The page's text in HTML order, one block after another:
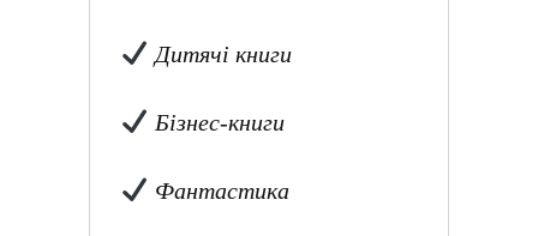
Дитячі книги
Бізнес-книги
Фантастика